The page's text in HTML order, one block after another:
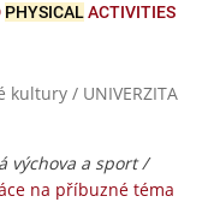
PHYSICALACTIVITIES
kultury / UNIVERZITA
výchova a sport /
na příbuzné téma